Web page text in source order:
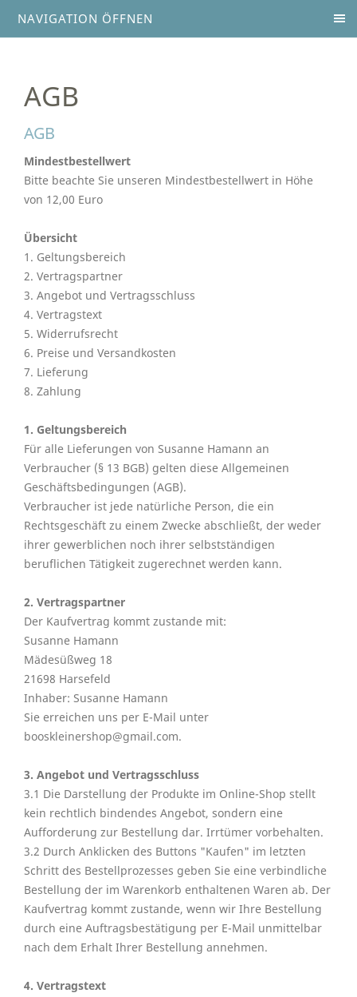
NAVIGATION ÖFFNEN
AGB
AGB
Mindestbestellwert
Bitte beachte Sie unseren Mindestbestellwert in Höhe
von 12,00 Euro
Übersicht
1. Geltungsbereich
2. Vertragspartner
3. Angebot und Vertragsschluss
4. Vertragstext
5. Widerrufsrecht
6. Preise und Versandkosten
7. Lieferung
8. Zahlung
1. Geltungsbereich
Für alle Lieferungen von Susanne Hamann an
Verbraucher (§ 13 BGB) gelten diese Allgemeinen
Geschäftsbedingungen (AGB).
Verbraucher ist jede natürliche Person, die ein
Rechtsgeschäft zu einem Zwecke abschließt, der weder
ihrer gewerblichen noch ihrer selbstständigen
beruflichen Tätigkeit zugerechnet werden kann.
2. Vertragspartner
Der Kaufvertrag kommt zustande mit:
Susanne Hamann
Mädesüßweg 18
21698 Harsefeld
Inhaber: Susanne Hamann
Sie erreichen uns per E-Mail unter
booskleinershop@gmail.com.
3. Angebot und Vertragsschluss
3.1 Die Darstellung der Produkte im Online-Shop stellt
kein rechtlich bindendes Angebot, sondern eine
Aufforderung zur Bestellung dar. Irrtümer vorbehalten.
3.2 Durch Anklicken des Buttons "Kaufen" im letzten
Schritt des Bestellprozesses geben Sie eine verbindliche
Bestellung der im Warenkorb enthaltenen Waren ab. Der
Kaufvertrag kommt zustande, wenn wir Ihre Bestellung
durch eine Auftragsbestätigung per E-Mail unmittelbar
nach dem Erhalt Ihrer Bestellung annehmen.
4. Vertragstext